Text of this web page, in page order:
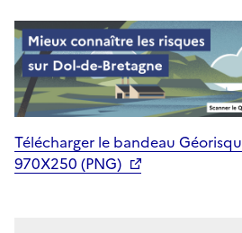
Télécharger le bandeau
970X250 (PNG)